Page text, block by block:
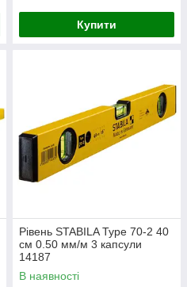
Купити
Рівень STABILA Type 70-2 40
см 0.50 мм/м 3 капсули
14187
В наявності